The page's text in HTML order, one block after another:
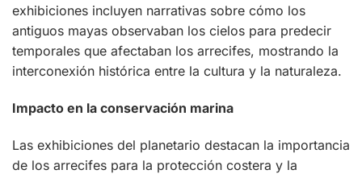
exhibiciones incluyen narrativas sobre cómo los
antiguos mayas observaban los cielos para predecir
temporales que afectaban los arrecifes, mostrando la
interconexión histórica entre la cultura y la naturaleza.
Impacto en la conservación marina
Las exhibiciones del planetario destacan la importancia
de los arrecifes para la protección costera y la